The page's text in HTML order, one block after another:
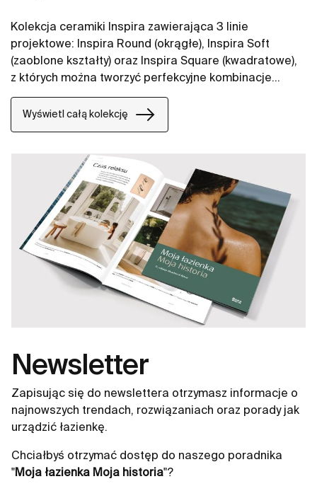
Kolekcja ceramiki Inspira zawierająca 3 linie
projektowe: Inspira Round (okrągłe), Inspira Soft
(zaoblone kształty) oraz Inspira Square (kwadratowe),
z których można tworzyć perfekcyjne kombinacje
toalety myjące In-Wash, miski WC i deski WC oraz
bidety Inspira.
Wyświetl całą kolekcję
Newsletter
Zapisując się do newslettera otrzymasz informacje o
najnowszych trendach, rozwiązaniach oraz porady jak
urządzić łazienkę.
Chciałbyś otrzymać dostęp do naszego poradnika
"Moja łazienka Moja historia"?